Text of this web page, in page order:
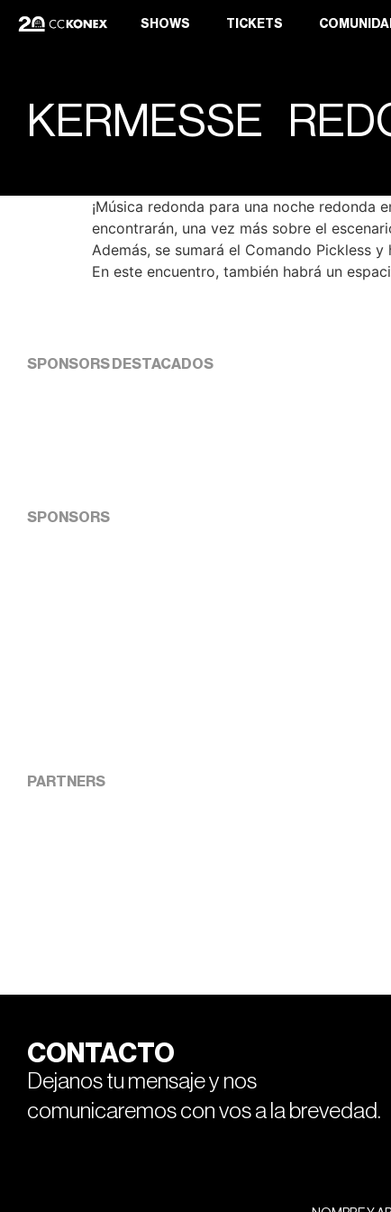
SHOWS TICKETS
KERMESSE
¡Música redonda para una noche redonda
encontrarán, una vez más sobre el
Además, se sumará el Comando Pickless
En este encuentro, también habrá un
SPONSORS DESTACADOS
SPONSORS
PARTNERS
CONTACTO
Dejanos tu mensaje y nos
comunicaremos con vos a la brevedad.